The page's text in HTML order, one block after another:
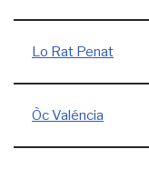
Lo Rat Penat
Òc Valéncia